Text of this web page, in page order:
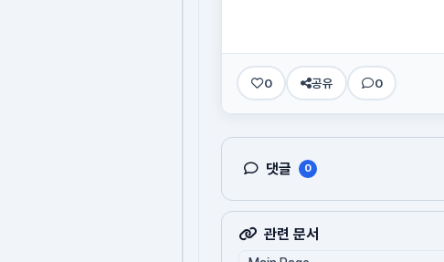
0 공유 0
댓글 0
관련 문서